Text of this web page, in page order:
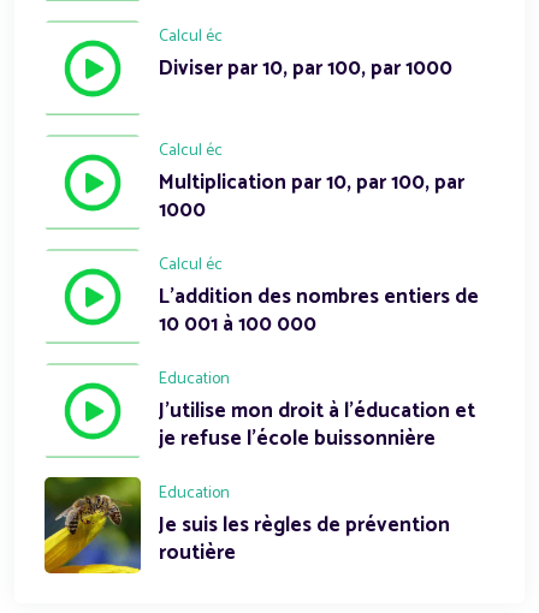
Calcul éc
Diviser par 10, par 100, par 1000
Calcul éc
Multiplication par 10, par 100, par
1000
Calcul éc
L'addition des nombres entiers de
10 001 à 100 000
Education
J'utilise mon droit à l'éducation et
je refuse l'école buissonnière
Education
Je suis les règles de prévention
routière